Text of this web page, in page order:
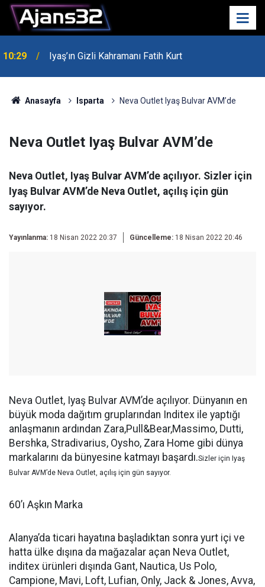
10:29 Iyaş’ın Gizli Kahramanı Fatih Kurt
00:52 Isparta'da Asker Eğlencesinde Kavga Çıktı
Anasayfa Isparta Neva Outlet Iyaş Bulvar AVM’de
Neva Outlet Iyaş Bulvar AVM’de
Neva Outlet, Iyaş Bulvar AVM’de açılıyor. Sizler için
Iyaş Bulvar AVM’de Neva Outlet, açılış için gün
sayıyor.
Yayınlanma: 18 Nisan 2022 20:37 Güncelleme: 18 Nisan 2022 20:46
Neva Outlet, Iyaş Bulvar AVM’de açılıyor. Dünyanın en
büyük moda dağıtım gruplarından Inditex ile yaptığı
anlaşmanın ardından Zara,Pull&Bear,Massimo, Dutti,
Bershka, Stradivarius, Oysho, Zara Home gibi dünya
markalarını da bünyesine katmayı başardı.Sizler için Iyaş
Bulvar AVM’de Neva Outlet, açılış için gün sayıyor.
60’ı Aşkın Marka
Alanya’da ticari hayatına başladıktan sonra yurt içi ve
hatta ülke dışına da mağazalar açan Neva Outlet,
inditex ürünleri dışında Gant, Nautica, Us Polo,
Campione, Mavi, Loft, Lufian, Only, Jack & Jones, Avva,